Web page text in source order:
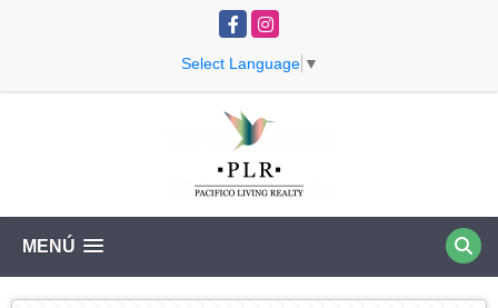
FacebookInstagram
Select Language ▼
MENÚ